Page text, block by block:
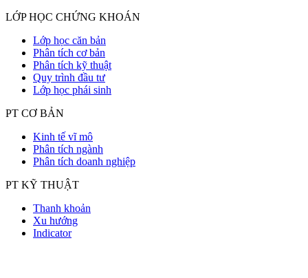
LỚP HỌC CHỨNG KHOÁN
Lớp học căn bản
Phân tích cơ bản
Phân tích kỹ thuật
Quy trình đầu tư
Lớp học phái sinh
PT CƠ BẢN
Kinh tế vĩ mô
Phân tích ngành
Phân tích doanh nghiệp
PT KỸ THUẬT
Thanh khoản
Xu hướng
Indicator